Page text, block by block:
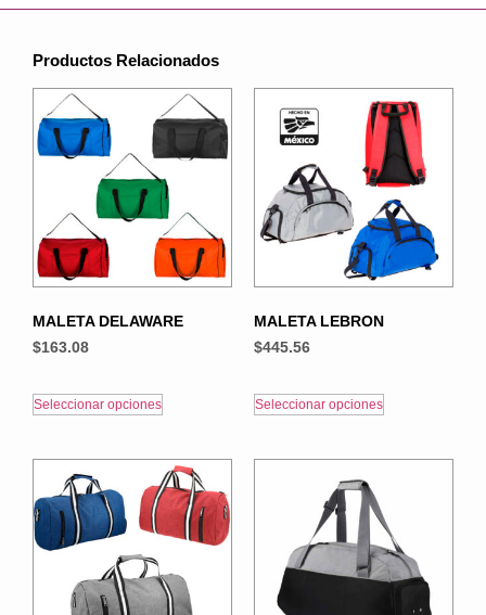
Productos Relacionados
MALETA DELAWARE
$163.08
Seleccionar opciones
MALETA LEBRON
$445.56
Seleccionar opciones